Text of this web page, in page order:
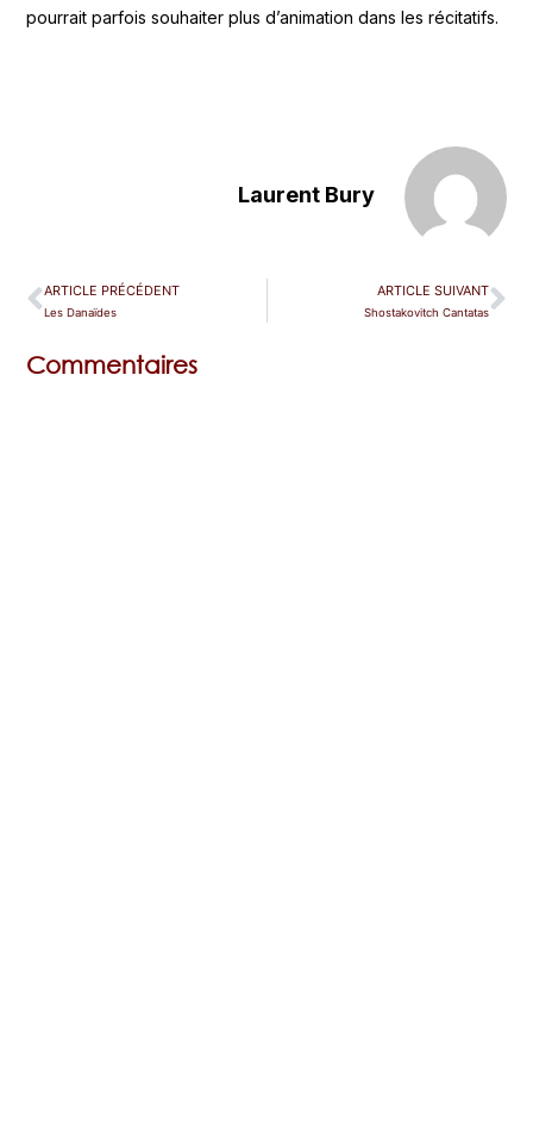
pourrait parfois souhaiter plus d’animation dans les récitatifs.
Laurent Bury
ARTICLE PRÉCÉDENT
Les Danaïdes
ARTICLE SUIVANT
Shostakovitch Cantatas
Commentaires